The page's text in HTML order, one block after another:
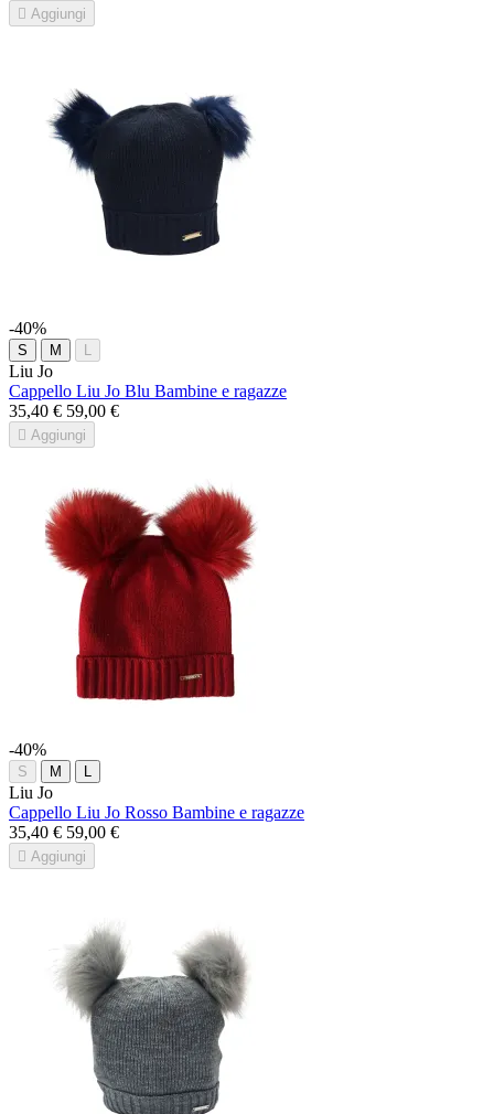
 Aggiungi
-40%
S M
Liu Jo
Cappello Liu Jo Blu Bambine e ragazze
35,40 € 59,00 €
 Aggiungi
-40%
S M
Liu Jo
Cappello Liu Jo Rosso Bambine e ragazze
35,40 € 59,00 €
 Aggiungi